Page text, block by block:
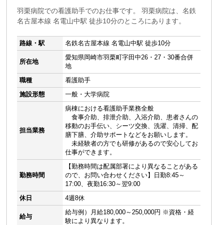
羽栗病院での看護助手でのお仕事です。 羽栗病院は、名鉄
名古屋本線 名電山中駅 徒歩10分のところにあります。
路線・駅 名鉄名古屋本線 名電山中駅 徒歩10分
所在地
愛知県岡崎市羽栗町字田中26・27・30番合併
地
職種
看護助手
施設形態
一般・大学病院
担当業務
病棟における看護助手業務全般
食事介助、排泄介助、入浴介助、患者さんの
移動のお手伝い、シーツ交換、洗濯、清掃、配
膳下膳、介助サポートなどをお願いします。
未経験者の方でも研修があるので安心してお
仕事ができます。
勤務時間
【勤務時間は配属部署により異なることがある
ので、お問い合わせください】日勤8:45～
17:00、夜勤16:30～翌9:00
休日
4週8休
給与
給与例）月給180,000～250,000円 ※資格・経
験により異なります。